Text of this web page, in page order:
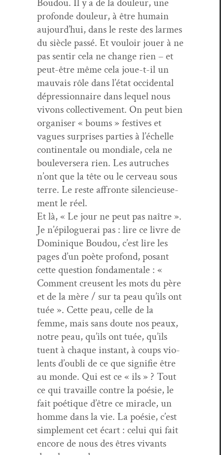
Boudou. Il y a de la douleur, une
pro­fonde douleur, à être humain
aujourd’hui, dans le reste des larmes
du siè­cle passé. Et vouloir jouer à ne
pas sen­tir cela ne change rien – et
peut-être même cela joue-t-il un
mau­vais rôle dans l’état occi­den­tal
dépres­sion­naire dans lequel nous
vivons col­lec­tive­ment. On peut bien
organ­is­er « boums » fes­tives et
vagues sur­pris­es par­ties à l’échelle
con­ti­nen­tale ou mon­di­ale, cela ne
boule­versera rien. Les autruch­es
n’ont que la tête ou le cerveau sous
terre. Le reste affronte silen­cieuse­
ment le réel.
Et là, « Le jour ne peut pas naître ».
Je n’épiloguerai pas : lire ce livre de
Dominique Boudou, c’est lire les
pages d’un poète pro­fond, posant
cette ques­tion fon­da­men­tale : «
Com­ment creusent les mots du père
et de la mère / sur ta peau qu’ils ont
tuée ». Cette peau, celle de la
femme, mais sans doute nos peaux,
notre peau, qu’ils ont tuée, qu’ils
tuent à chaque instant, à coups vio­
lents d’oubli de ce que sig­ni­fie être
au monde. Qui est ce « ils » ? Tout
ce qui tra­vaille con­tre la poésie, le
fait poé­tique d’être ce mir­a­cle, un
homme dans la vie. La poésie, c’est
sim­ple­ment cet écart : celui qui fait
encore de nous des êtres vivants